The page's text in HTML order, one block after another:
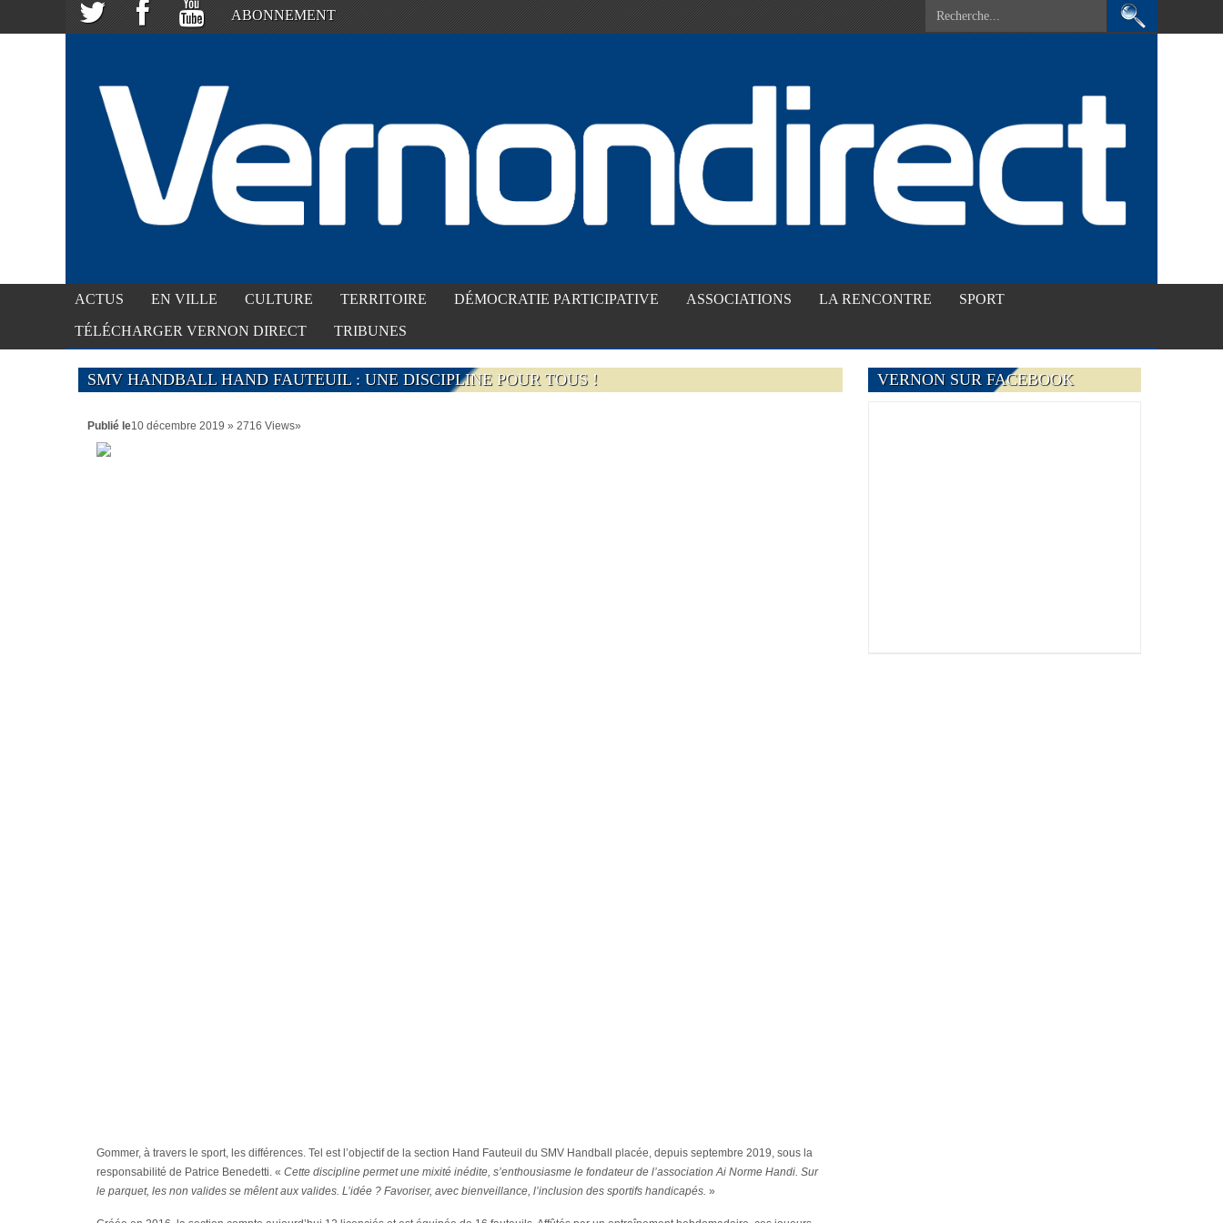
ABONNEMENT
ACTUS EN VILLE CULTURE TERRITOIRE DÉMOCRATIE PARTICIPATIVE ASSOCIATIONS LA RENCONTRE SPORT
TÉLÉCHARGER VERNON DIRECT TRIBUNES
SMV HANDBALL HAND FAUTEUIL : UNE DISCIPLINE POUR TOUS !
Publié le10 décembre 2019 » 2716 Views»
Gommer, à travers le sport, les différences. Tel est l’objectif de la section Hand Fauteuil du SMV Handball placée, depuis septembre 2019, sous la
responsabilité de Patrice Benedetti. « Cette discipline permet une mixité inédite, s’enthousiasme le fondateur de l’association Ai Norme Handi. Sur
le parquet, les non valides se mêlent aux valides. L’idée ? Favoriser, avec bienveillance, l’inclusion des sportifs handicapés. »
VERNON SUR FACEBOOK